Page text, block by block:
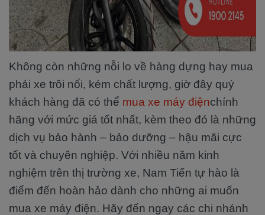
Không còn những nỗi lo về hàng dựng hay mua
phải xe trôi nổi, kém chất lượng, giờ đây quý
khách hàng đã có thể mua xe máy điệnchính
hãng với mức giá tốt nhất, kèm theo đó là những
dịch vụ bảo hành – bảo dưỡng – hậu mãi cực
tốt và chuyên nghiệp. Với nhiều năm kinh
nghiệm trên thị trường xe, Nam Tiến tự hào là
điểm đến hoàn hảo dành cho những ai muốn
mua xe máy điện. Hãy đến ngay các chi nhánh